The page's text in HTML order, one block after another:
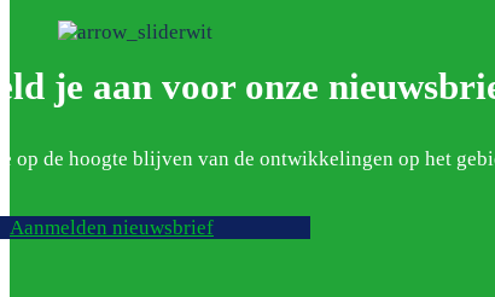
je aan voor onze
op de hoogte blijven van de ontwikkelingen op het
Aanmelden nieuwsbrief